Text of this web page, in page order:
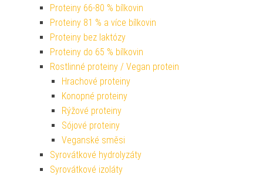
Proteiny 66-80 % bílkovin
Proteiny 81 % a více bílkovin
Proteiny bez laktózy
Proteiny do 65 % bílkovin
Rostlinné proteiny / Vegan protein
Hrachové proteiny
Konopné proteiny
Rýžové proteiny
Sójové proteiny
Veganské směsi
Syrovátkové hydrolyzáty
Syrovátkové izoláty